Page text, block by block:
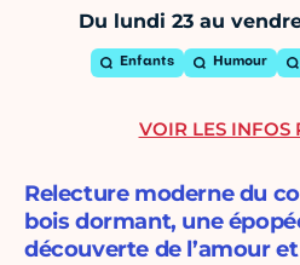
Du lundi 23 au
Enfants Humour
Relecture moderne du
bois dormant, une
découverte de l’amour
VOIR LES INFOS